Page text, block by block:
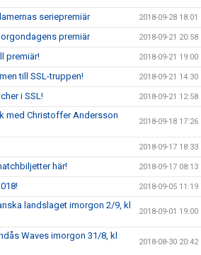
seriepremiär 2018-09-28 18:01
premiär 2018-09-21 20:58
premiär! 2018-09-21 19:00
till SSL-truppen! 2018-09-21 14:30
i SSL! 2018-09-21 12:58
med Christoffer Andersson
2018-09-18 17:26
2018-09-17 18:33
här! 2018-09-17 08:13
2018-09-05 11:19
landslaget imorgon 2/9, kl
2018-09-01 19:00
Waves imorgon 31/8, kl
2018-08-30 20:42